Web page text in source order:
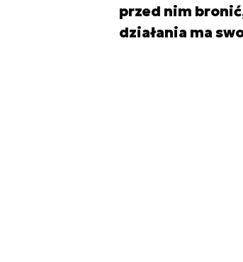
przed nim
działania ma